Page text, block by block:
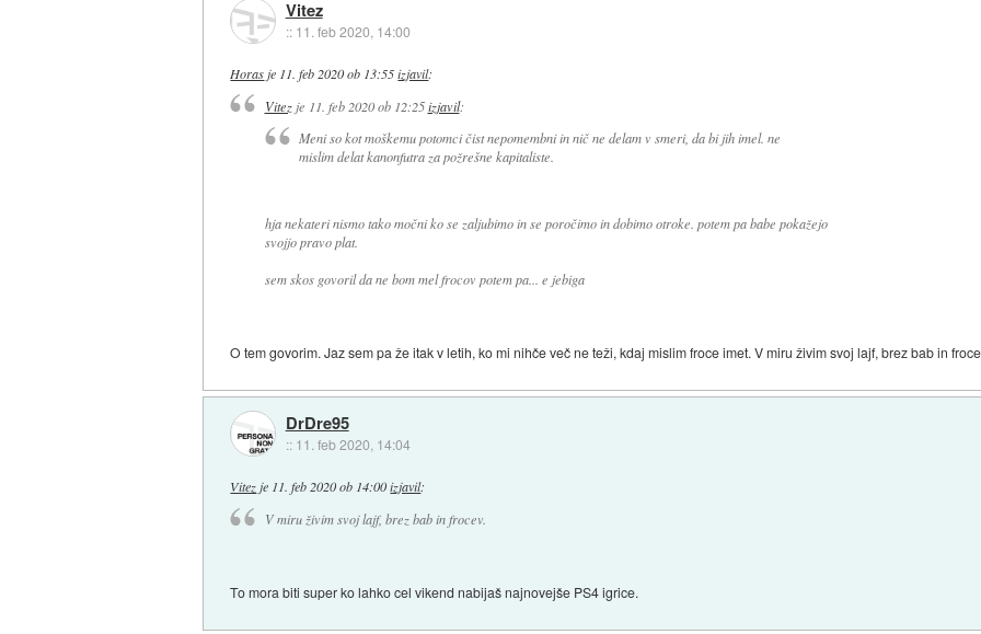
Vitez
:: 11. feb 2020, 14:00
Horas je 11. feb 2020 ob 13:55 izjavil:
Vitezje 11. feb 2020 ob 12:25 izjavil:
Meni so kot moškemu potomci čist nepomembni in nič ne delam v smeri, da bi jih imel. ne
mislim delat kanonfutra za požrešne kapitaliste.
hja nekateri nismo tako močni ko se zaljubimo in se poročimo in dobimo otroke. potem pa babe pokažejo
svojjo pravo plat.
sem skos govoril da ne bom mel frocov potem pa... e jebiga
O tem govorim. Jaz sem pa že itak v letih, ko mi nihče več ne teži, kdaj mislim froce imet. V miru živim svoj lajf, brez bab in
DrDre95
:: 11. feb 2020, 14:04
Vitez je 11. feb 2020 ob 14:00 izjavil:
V miru živim svoj lajf, brez bab in frocev.
To mora biti super ko lahko cel vikend nabijaš najnovejše PS4 igrice.